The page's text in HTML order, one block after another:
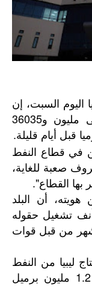
اليوم السبت، إن
إنتاج ليبيا من النفط الخام ارتفع إلى مليون و36035
في قطاع النفط
صعبة للغاية،
بها القطاع".
أن البلد
تشغيل حقوله
من قبل قوات
ليبيا من النفط
إلى نحو 100 ألف برميل يوميا من 1.2 مليون برميل